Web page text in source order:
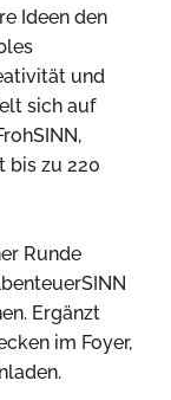
Ideen den
und
sich auf
bis zu 220
Runde
Ergänzt
im Foyer,